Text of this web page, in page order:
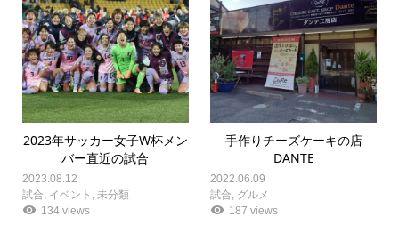
2023年サッカー女子W杯メン
バー直近の試合
2023.08.12
試合 イベント
未分類
134 views
手作りチーズケーキの店
DANTE
2022.06.09
試合 グルメ
187 views